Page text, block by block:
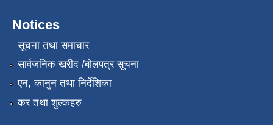
Notices
सूचना तथा समाचार
सार्वजनिक खरीद /बोलपत्र सूचना
एन, कानुन तथा निर्देशिका
कर तथा शुल्कहरु